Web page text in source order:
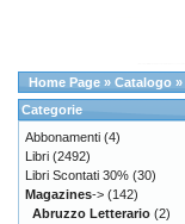
Home Page » Catalogo »
Categorie
Abbonamenti (4)
Libri (2492)
Libri Scontati 30% (30)
Magazines-> (142)
Abruzzo Letterario (2)